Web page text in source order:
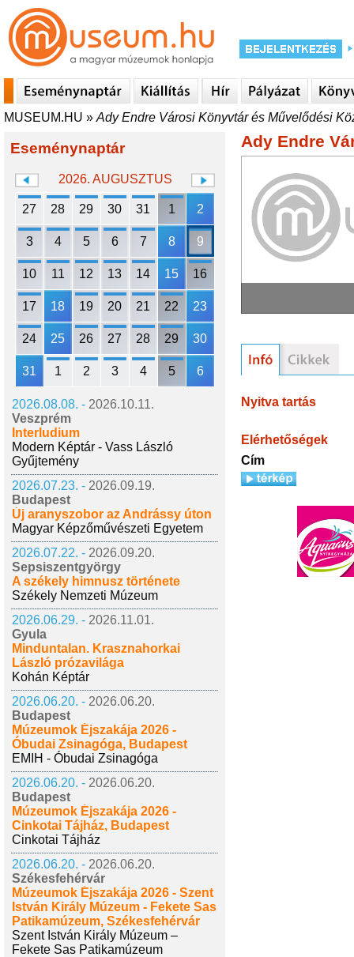
MUSEUM.HU » Ady Endre Városi Könyvtár és Művelődési
Eseménynaptár
2026. AUGUSZTUS
27 28 29 30 31 1 2
3 4 5 6 7 8 9
10 11 12 13 14 15 16
17 18 19 20 21 22 23
24 25 26 27 28 29 30
31 1 2 3 4 5 6
2026.08.08. - 2026.10.11.
Veszprém
Interludium
Modern Képtár - Vass László
Gyűjtemény
2026.07.23. - 2026.09.19.
Budapest
Új aranyszobor az Andrássy úton
Magyar Képzőművészeti Egyetem
2026.07.22. - 2026.09.20.
Sepsiszentgyörgy
A székely himnusz története
Székely Nemzeti Múzeum
2026.06.29. - 2026.11.01.
Gyula
Minduntalan. Krasznahorkai
László prózavilága
Kohán Képtár
2026.06.20. - 2026.06.20.
Budapest
Múzeumok Éjszakája 2026 -
Óbudai Zsinagóga, Budapest
EMIH - Óbudai Zsinagóga
2026.06.20. - 2026.06.20.
Budapest
Múzeumok Éjszakája 2026 -
Cinkotai Tájház, Budapest
Cinkotai Tájház
2026.06.20. - 2026.06.20.
Székesfehérvár
Múzeumok Éjszakája 2026 - Szent
István Király Múzeum - Fekete Sas
Patikamúzeum, Székesfehérvár
Szent István Király Múzeum –
Fekete Sas Patikamúzeum
Ady Endre
Nyitva tartás
Elérhetőségek
Cím